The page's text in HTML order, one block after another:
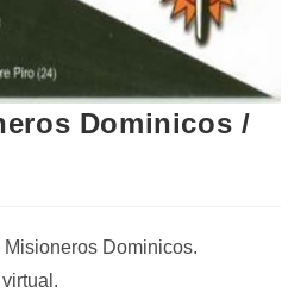
Dominicos /
Dominicos.